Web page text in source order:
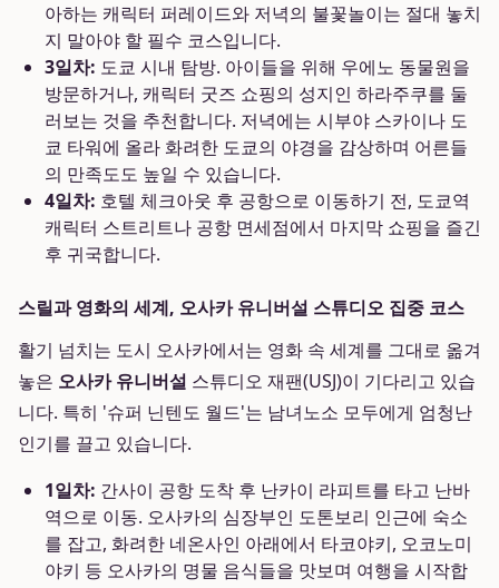
아하는 캐릭터 퍼레이드와 저녁의 불꽃놀이는 절대 놓치
지 말아야 할 필수 코스입니다.
3일차: 도쿄 시내 탐방. 아이들을 위해 우에노 동물원을
방문하거나, 캐릭터 굿즈 쇼핑의 성지인 하라주쿠를 둘
러보는 것을 추천합니다. 저녁에는 시부야 스카이나 도
쿄 타워에 올라 화려한 도쿄의 야경을 감상하며 어른들
의 만족도도 높일 수 있습니다.
4일차: 호텔 체크아웃 후 공항으로 이동하기 전, 도쿄역
캐릭터 스트리트나 공항 면세점에서 마지막 쇼핑을 즐긴
후 귀국합니다.
스릴과 영화의 세계, 오사카 유니버설 스튜디오 집중 코스
활기 넘치는 도시 오사카에서는 영화 속 세계를 그대로 옮겨
놓은 오사카 유니버설 스튜디오 재팬(USJ)이 기다리고 있습
니다. 특히 '슈퍼 닌텐도 월드'는 남녀노소 모두에게 엄청난
인기를 끌고 있습니다.
1일차: 간사이 공항 도착 후 난카이 라피트를 타고 난바
역으로 이동. 오사카의 심장부인 도톤보리 인근에 숙소
를 잡고, 화려한 네온사인 아래에서 타코야키, 오코노미
야키 등 오사카의 명물 음식들을 맛보며 여행을 시작합